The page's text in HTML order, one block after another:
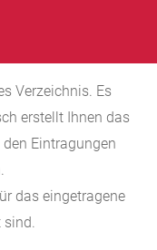
Verzeichnis. Es
erstellt Ihnen das
Eintragungen
das eingetragene
sind.